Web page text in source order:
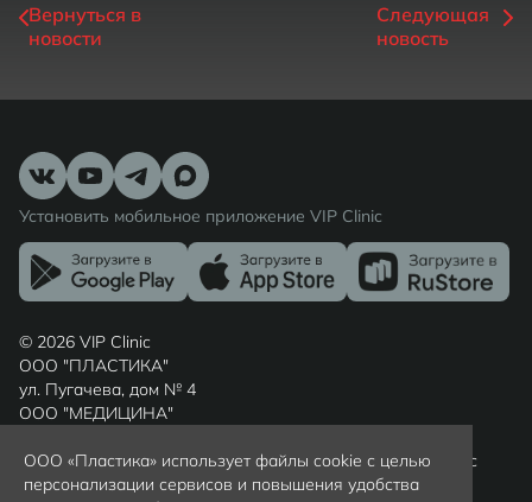
ООО «Пластика» использует файлы cookie с целью
персонализации сервисов и повышения удобства
Вернуться в
новости
Следующая
новость
Установить мобильное приложение VIP Clinic
© 2026 VIP Clinic
ООО "ПЛАСТИКА"
ул. Пугачева, дом № 4
ООО "МЕДИЦИНА"
Россия, г. Калининград, Калининградская область, индекс
236022